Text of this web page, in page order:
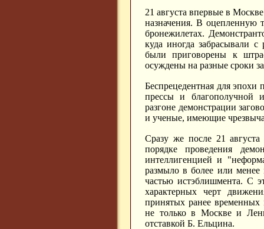
21 августа впервые в
назначения. В оцепленную
бронежилетах.
куда иногда забрасывали
были приговорены к
осуждены на разные сроки
Беспрецедентная для эпохи
прессы и благополучной
разгоне демонстрации
и ученые, имеющие
Сразу же после 21
порядке проведения
интеллигенцией и
размыло в более или
частью истэблишмента. С
характерных черт
принятых ранее временных
не только в Москве и
отставкой Б. Ельцина.